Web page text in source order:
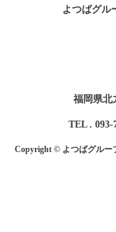
よつばグル
福岡県北
TEL .
Copyright © よつばグルー